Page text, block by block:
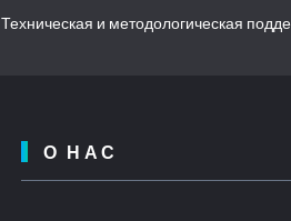
Техническая и методологическая
О НАС